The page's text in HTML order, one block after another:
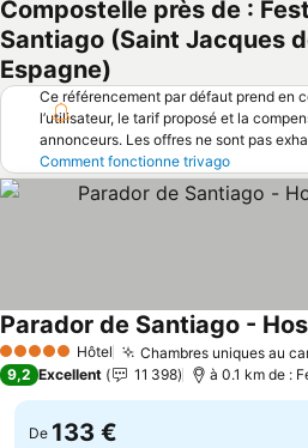
Compostelle près de :
Santiago (Saint Jacques
Espagne)
Ce référencement par défaut prend en
l’utilisateur, le tarif proposé et la
annonceurs. Les offres ne sont pas
Comment fonctionne trivago
5 Étoiles Hôtel Chambres uniques au
Parador de Santiago -
9,2 Excellent 11 398 à 0.1 km de :
De 133 €